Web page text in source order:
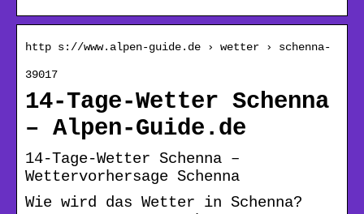
http s://www.alpen-guide.de › wetter › schenna-
39017
14-Tage-Wetter Schenna
– Alpen-Guide.de
14-Tage-Wetter Schenna –
Wettervorhersage Schenna
Wie wird das Wetter in Schenna?